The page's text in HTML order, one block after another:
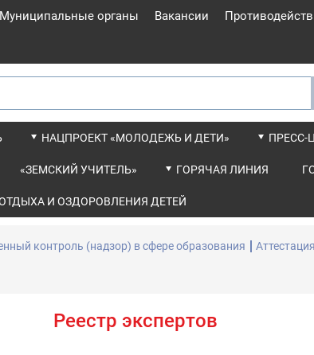
Муниципальные органы Вакансии
НАЦПРОЕКТ «МОЛОДЕЖЬ И ДЕТИ» ПРЕСС-
«ЗЕМСКИЙ УЧИТЕЛЬ» ГОРЯЧАЯ ЛИНИЯ
И ОЗДОРОВЛЕНИЯ ДЕТЕЙ
контроль (надзор) в сфере образования
Реестр экспертов